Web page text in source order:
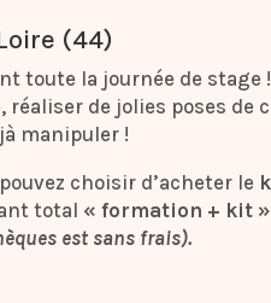
(44)
toute la journée de
de jolies poses de
manipuler !
choisir d’acheter le
total « formation + kit »
est sans frais).